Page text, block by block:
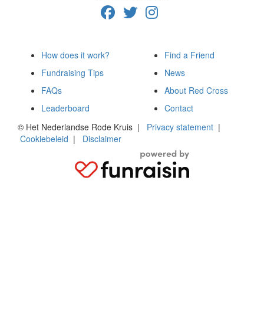
How does it work?
Fundraising Tips
FAQs
Leaderboard
Find a Friend
News
About Red Cross
Contact
© Het Nederlandse Rode Kruis | Privacy statement |
Cookiebeleid | Disclaimer